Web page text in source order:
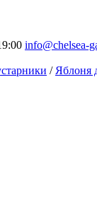
info@chelsea-
/ Яблоня